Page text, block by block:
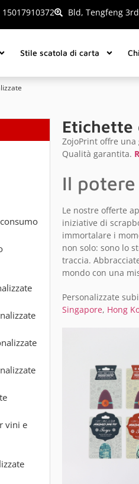
15017910372 Bld, Tengfeng
Stile scatola di carta
vini e
Etichette
ZojoPrint offre
Qualità garantita.
Il
Le nostre offerte
iniziative di
immortalare i
non solo: sono lo
traccia.
mondo con una
Personalizzate
Singapore, Hong